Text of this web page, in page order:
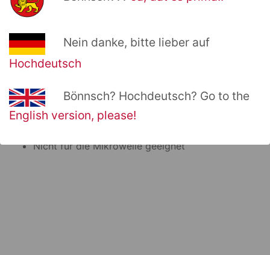
Nein danke, bitte lieber auf
Hochdeutsch
Bönnsch? Hochdeutsch? Go to the
English version, please!
Leben lang halten. Komplett mit UN Bonn Logo und
Für drinnen und draußen mit heißen oder kalten
Getränken.
Weiße Emaillebeschichtung
Fasst 0,3 Liter
Nicht für die Mikrowelle geeignet